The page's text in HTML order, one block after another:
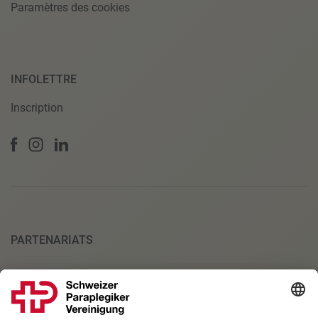
Paramètres des cookies
INFOLETTRE
Inscription
PARTENARIATS